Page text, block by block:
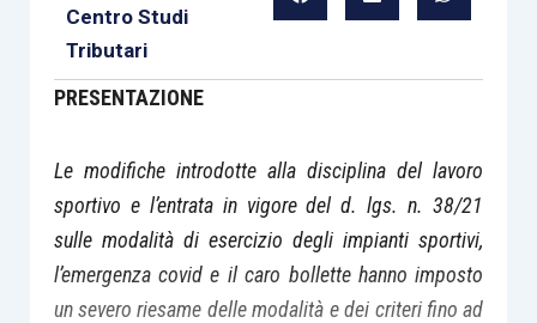
Centro Studi
Tributari
PRESENTAZIONE
Le modifiche introdotte alla disciplina del lavoro
sportivo e l’entrata in vigore del d. lgs. n. 38/21
sulle modalità di esercizio degli impianti sportivi,
l’emergenza covid e il caro bollette hanno imposto
un severo riesame delle modalità e dei criteri fino ad